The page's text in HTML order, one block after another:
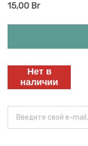
15,00 Br
Нет в
наличии